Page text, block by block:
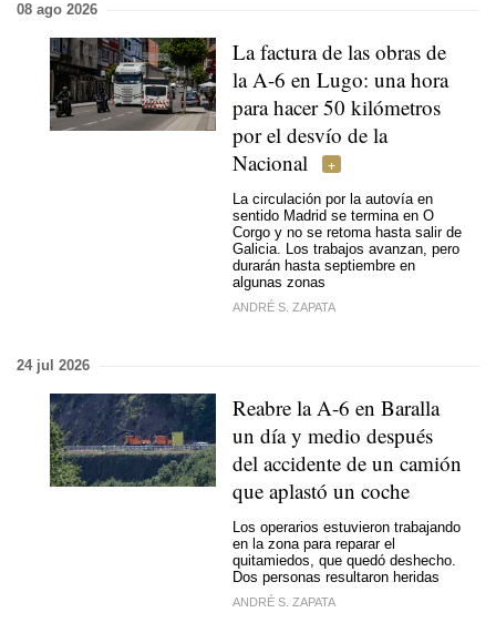
08 ago 2026
La factura de las obras de
la A-6 en Lugo: una hora
para hacer 50 kilómetros
por el desvío de la
Nacional
La circulación por la autovía en
sentido Madrid se termina en O
Corgo y no se retoma hasta salir de
Galicia. Los trabajos avanzan, pero
durarán hasta septiembre en
algunas zonas
ANDRÉ S. ZAPATA
24 jul 2026
Reabre la A-6 en Baralla
un día y medio después
del accidente de un camión
que aplastó un coche
Los operarios estuvieron trabajando
en la zona para reparar el
quitamiedos, que quedó deshecho.
Dos personas resultaron heridas
ANDRÉ S. ZAPATA